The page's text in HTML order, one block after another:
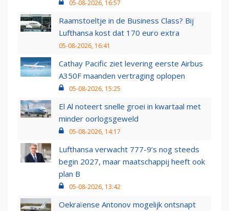
05-08-2026, 16:57
Raamstoeltje in de Business Class? Bij
Lufthansa kost dat 170 euro extra
05-08-2026, 16:41
Cathay Pacific ziet levering eerste Airbus
A350F maanden vertraging oplopen
05-08-2026, 15:25
El Al noteert snelle groei in kwartaal met
minder oorlogsgeweld
05-08-2026, 14:17
Lufthansa verwacht 777-9’s nog steeds
begin 2027, maar maatschappij heeft ook
plan B
05-08-2026, 13:42
Oekraïense Antonov mogelijk ontsnapt